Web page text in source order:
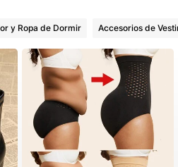
y Ropa de Dormir Accesorios de